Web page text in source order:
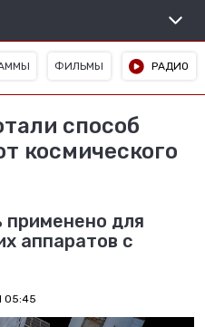
ФИЛЬМЫ РАДИО
способ
космического
для
аппаратов с
05:45